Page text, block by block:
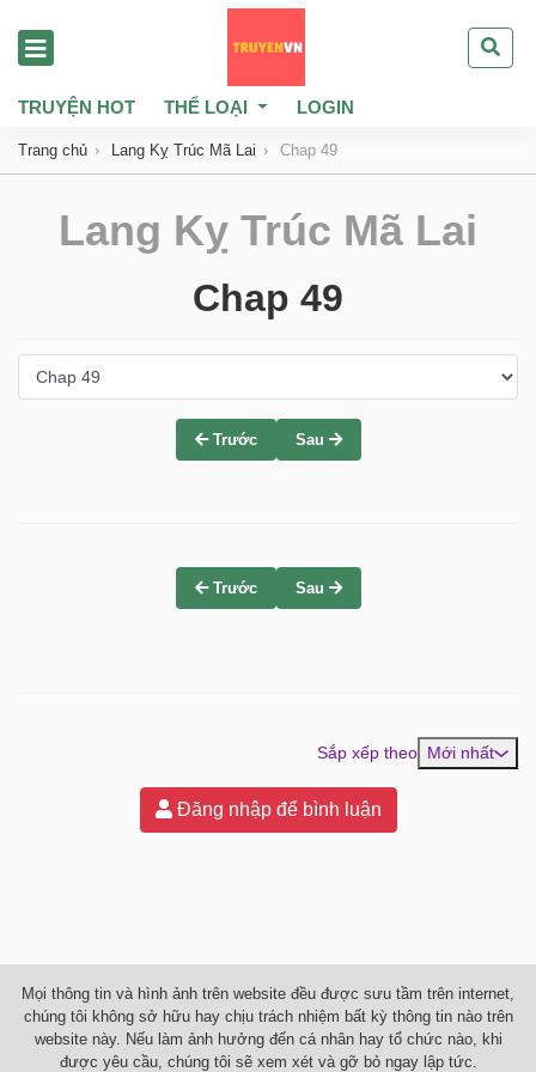
TRUYỆN HOT THỂ LOẠI LOGIN
Trang chủ Lang Kỵ Trúc Mã Lai Chap 49
Lang Kỵ Trúc Mã Lai
Chap 49
Trước Sau
Trước Sau
Sắp xếp theo Mới nhất
Đăng nhập để bình luận
Mọi thông tin và hình ảnh trên website đều được sưu tầm trên internet,
chúng tôi không sở hữu hay chịu trách nhiệm bất kỳ thông tin nào trên
website này. Nếu làm ảnh hưởng đến cá nhân hay tổ chức nào, khi
được yêu cầu, chúng tôi sẽ xem xét và gỡ bỏ ngay lập tức.